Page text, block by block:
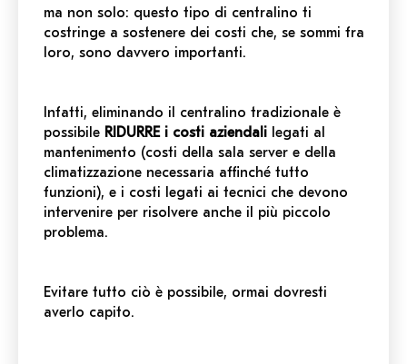
ma non solo: questo tipo di centralino ti
costringe a sostenere dei costi che, se sommi fra
loro, sono davvero importanti.
Infatti, eliminando il centralino tradizionale è
possibile RIDURRE i costi aziendali legati al
mantenimento (costi della sala server e della
climatizzazione necessaria affinché tutto
funzioni), e i costi legati ai tecnici che devono
intervenire per risolvere anche il più piccolo
problema.
Evitare tutto ciò è possibile, ormai dovresti
averlo capito.